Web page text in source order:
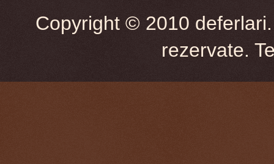
Copyright © 2010
rezervate.